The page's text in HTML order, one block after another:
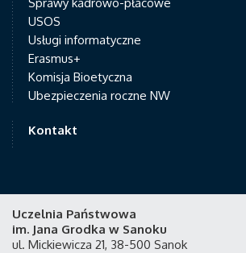
USOS
Usługi informatyczne
Erasmus+
Komisja Bioetyczna
Ubezpieczenia roczne NW
Kontakt
Uczelnia Państwowa
im. Jana Grodka w Sanoku
ul. Mickiewicza 21, 38-500 Sanok